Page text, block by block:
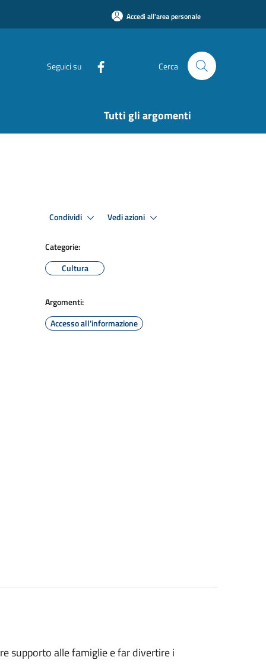
Accedi all'area personale
Seguici su Cerca
Tutti gli argomenti
Condividi Vedi azioni
Categorie:
Cultura
Argomenti:
Accesso all'informazione
supporto alle famiglie e far divertire i